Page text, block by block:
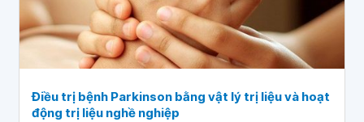
Điều trị bệnh Parkinson bằng vật lý trị liệu và hoạt
động trị liệu nghề nghiệp